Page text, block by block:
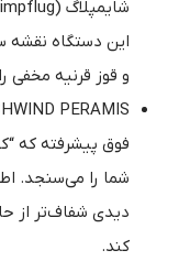
این دستگاه نقشه
و قوز قرنیه مخفی
فوق پیشرفته که
شما را می‌سنجد.
کند.